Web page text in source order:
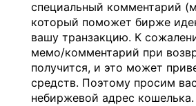
специальный комментарий
который поможет бирже
вашу транзакцию. К
мемо/комментарий при
получится, и это может
средств. Поэтому просим
небиржевой адрес кошелька.